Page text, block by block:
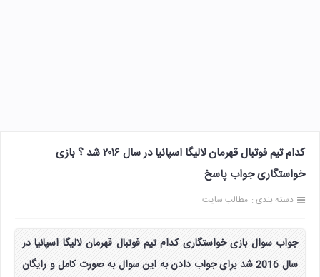
کدام تیم فوتبال قهرمان لالیگا اسپانیا در سال ۲۰۱۶ شد ؟ بازی
خواستگاری جواب پاسخ
دسته بندی : مطالب سایت
جواب سوال بازی خواستگاری کدام تیم فوتبال قهرمان لالیگا اسپانیا در
سال 2016 شد برای جواب دادن به این سوال به صورت کامل و رایگان